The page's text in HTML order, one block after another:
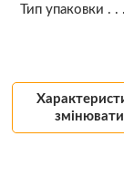
Тип упаковки